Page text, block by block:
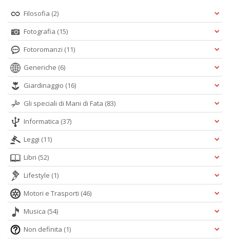
Filosofia (2)
Fotografia (15)
Fotoromanzi (11)
Generiche (6)
Giardinaggio (16)
Gli speciali di Mani di Fata (83)
Informatica (37)
Leggi (11)
Libri (52)
Lifestyle (1)
Motori e Trasporti (46)
Musica (54)
Non definita (1)